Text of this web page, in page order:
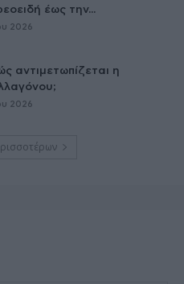
έως την...
2026
αντιμετωπίζεται η
2026